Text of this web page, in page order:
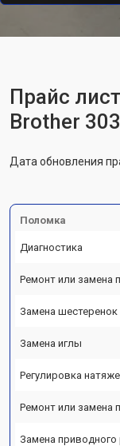
Прайс
Brother
Дата обновления
Поломка
Диагностика
Ремонт или замена
Замена шестеренок
Замена иглы
Регулировка
Ремонт или замена
Замена приводного